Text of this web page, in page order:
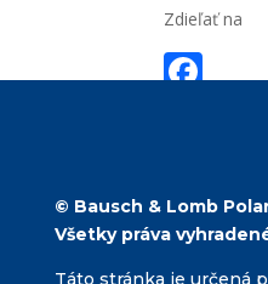
Zdieľať na
F
b
o
o
© Bausch & Lomb
Všetky práva
Táto stránka je určená